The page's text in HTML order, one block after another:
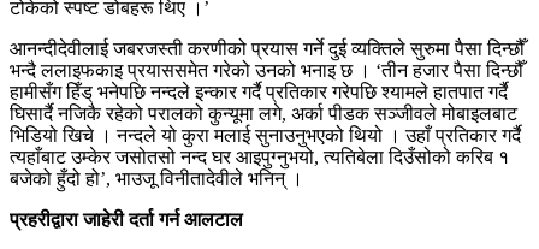
टोकेको स्पष्ट डोबहरू थिए ।’
आनन्दीदेवीलाई जबरजस्ती करणीको प्रयास गर्ने दुई व्यक्तिले सुरुमा पैसा दिन्छौँ
भन्दै ललाइफकाइ प्रयाससमेत गरेको उनको भनाइ छ । ‘तीन हजार पैसा दिन्छौँ
हामीसँग हिँड् भनेपछि नन्दले इन्कार गर्दै प्रतिकार गरेपछि श्यामले हातपात गर्दै
घिसार्दै नजिकै रहेको परालको कुन्यूमा लगे, अर्का पीडक सञ्जीवले मोबाइलबाट
भिडियो खिचे । नन्दले यो कुरा मलाई सुनाउनुभएको थियो । उहाँ प्रतिकार गर्दै
त्यहाँबाट उम्केर जसोतसो नन्द घर आइपुग्नुभयो, त्यतिबेला दिउँसोको करिब १
बजेको हुँदो हो’, भाउजू विनीतादेवीले भनिन् ।
प्रहरीद्वारा जाहेरी दर्ता गर्न आलटाल